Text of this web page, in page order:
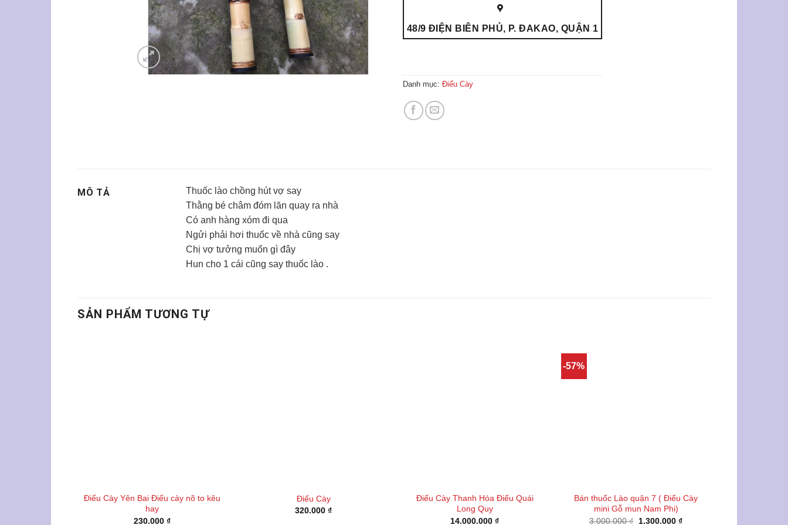
48/9 ĐIỆN BIÊN PHỦ, P. ĐAKAO, QUẬN 1
Danh mục: Điếu Cày
MÔ TẢ
Thuốc lào chồng hút vợ say
Thằng bé châm đóm lăn quay ra nhà
Có anh hàng xóm đi qua
Ngửi phải hơi thuốc về nhà cũng say
Chị vợ tưởng muốn gì đây
Hun cho 1 cái cũng say thuốc lào .
SẢN PHẨM TƯƠNG TỰ
Điếu Cày Yên Bai Điếu cày nõ to kêu
hay
230.000 ₫
Điếu Cày
320.000 ₫
Điếu Cày Thanh Hóa Điếu Quái
Long Quy
14.000.000 ₫
-57%
Bán thuốc Lào quận 7 ( Điếu Cày
mini Gỗ mun Nam Phi)
3.000.000₫
Giá
1.300.000 ₫Giá